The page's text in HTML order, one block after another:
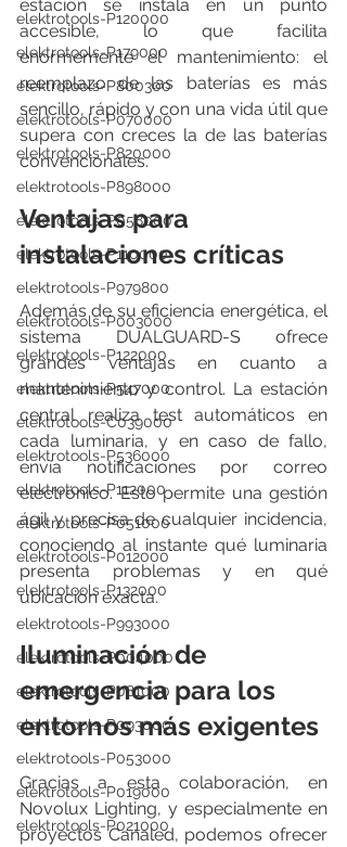
elektrotools-P120000
elektrotools-P179000
elektrotools-P800300
elektrotools-P070000
elektrotools-P820000
elektrotools-P898000
elektrotools-P058000
elektrotools-P110000
elektrotools-P979800
elektrotools-P003000
elektrotools-P122000
elektrotools-P547000
elektrotools-C039000
elektrotools-P536000
elektrotools-P112000
elektrotools-P051000
elektrotools-P012000
elektrotools-P132000
elektrotools-P993000
elektrotools-P004000
elektrotools-P081000
elektrotools-P093000
elektrotools-P053000
elektrotools-P019000
elektrotools-P021000
estación se instala en un punto
accesible, lo que facilita
enormemente el mantenimiento: el
reemplazo de las baterías es más
sencillo, rápido y con una vida útil que
supera con creces la de las baterías
convencionales.
Ventajas para
instalaciones críticas
Además de su eficiencia energética, el
sistema DUALGUARD-S ofrece
grandes ventajas en cuanto a
mantenimiento y control. La estación
central realiza test automáticos en
cada luminaria, y en caso de fallo,
envía notificaciones por correo
electrónico. Esto permite una gestión
ágil y precisa de cualquier incidencia,
conociendo al instante qué luminaria
presenta problemas y en qué
ubicación exacta.
Iluminación de
emergencia para los
entornos más exigentes
Gracias a esta colaboración, en
Novolux Lighting, y especialmente en
proyectos Canaled, podemos ofrecer